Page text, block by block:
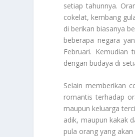
setiap tahunnya.
cokelat, kembang
di berikan biasanya
beberapa negara
Februari. Kemudian
dengan budaya di
Selain memberikan
romantis terhadap
maupun keluarga
adik, maupun kakak
pula orang yang